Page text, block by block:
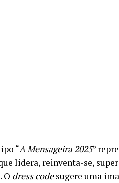
“A Mensageira 2025”
lidera, reinventa-se,
O dress codesugere uma